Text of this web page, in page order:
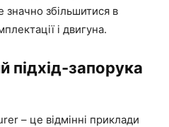
збільшитися в
і двигуна.
підхід-запорука
– це відмінні приклади